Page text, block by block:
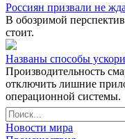
Россиян призвали не
В обозримой
стоит.
Названы способы
Производительность
отключить лишние
операционной системы.
Новости мира